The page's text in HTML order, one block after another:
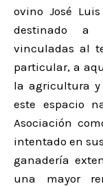
ovino José
destinado a
vinculadas al
particular, a
la agricultura y
este espacio
Asociación
intentado en
ganadería
una mayor